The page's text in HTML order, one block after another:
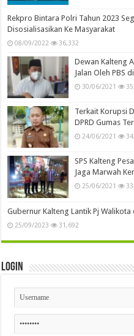
Rekpro Bintara Polri Tahun 2023
Disosialisasikan Ke Masyarakat
08/09/2022 36,332
Dewan Kalteng
Jalan Oleh PBS
30/06/2021
Terkait Korupsi
DPRD Gumas
24/06/2021
SPS Kalteng
Jaga Marwah
25/06/2021
Gubernur Kalteng Lantik Pj Walikota
25/09/2023 31,692
Login